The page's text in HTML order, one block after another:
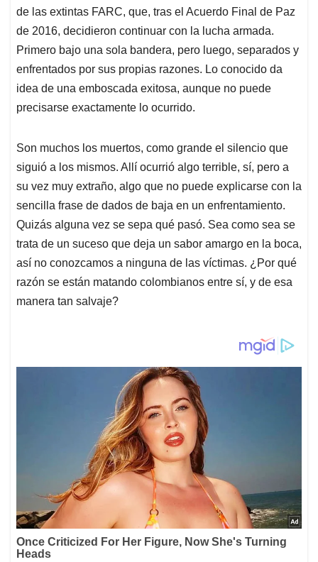
de las extintas FARC, que, tras el Acuerdo Final de Paz
de 2016, decidieron continuar con la lucha armada.
Primero bajo una sola bandera, pero luego, separados y
enfrentados por sus propias razones. Lo conocido da
idea de una emboscada exitosa, aunque no puede
precisarse exactamente lo ocurrido.
Son muchos los muertos, como grande el silencio que
siguió a los mismos. Allí ocurrió algo terrible, sí, pero a
su vez muy extraño, algo que no puede explicarse con la
sencilla frase de dados de baja en un enfrentamiento.
Quizás alguna vez se sepa qué pasó. Sea como sea se
trata de un suceso que deja un sabor amargo en la boca,
así no conozcamos a ninguna de las víctimas. ¿Por qué
razón se están matando colombianos entre sí, y de esa
manera tan salvaje?